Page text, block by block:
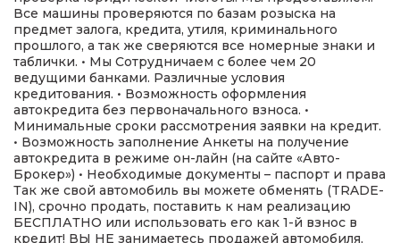
Все машины проверяются по базам розыска на
предмет залога, кредита, утиля, криминального
прошлого, а так же сверяются все номерные знаки и
таблички. • Мы Сотрудничаем с более чем 20
ведущими банками. Различные условия
кредитования. • Возможность оформления
автокредита без первоначального взноса. •
Минимальные сроки рассмотрения заявки на кредит.
• Возможность заполнение Анкеты на получение
автокредита в режиме он-лайн (на сайте «Авто-
Брокер») • Необходимые документы – паспорт и права
Так же свой автомобиль вы можете обменять (TRADE-
IN), срочно продать, поставить к нам реализацию
БЕСПЛАТНО или использовать его как 1-й взнос в
кредит! ВЫ НЕ занимаетесь продажей автомобиля,